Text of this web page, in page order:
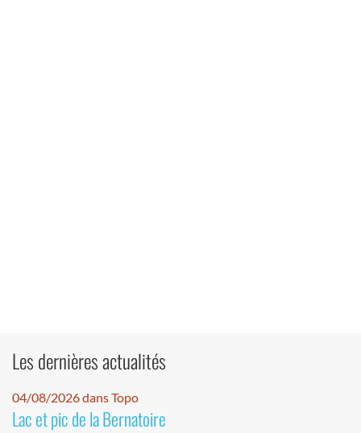
Les dernières actualités
04/08/2026 dans Topo
Lac et pic de la Bernatoire